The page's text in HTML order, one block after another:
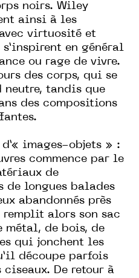
noirs. Wiley
ainsi à les
virtuosité et
en général
ou rage de vivre.
des corps, qui se
neutre, tandis que
des compositions
images-objets » :
commence par le
de
de longues balades
abandonnés près
alors son sac
métal, de bois, de
qui jonchent les
découpe parfois
ciseaux. De retour à